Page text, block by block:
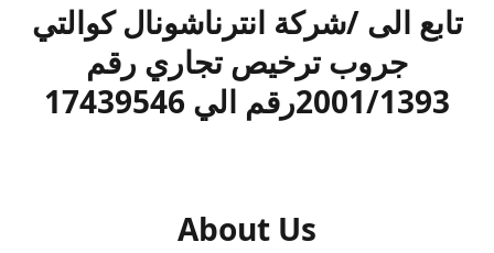
تابع الى /شركة انترناشونال كوالتي
جروب ترخيص تجاري رقم
2001/1393رقم الي 17439546
About Us